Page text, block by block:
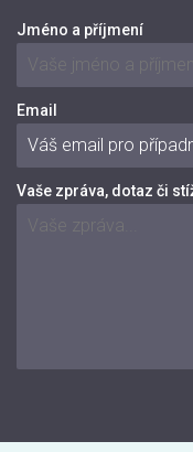
Jméno a příjmení
Email
Vaše zpráva, dotaz či